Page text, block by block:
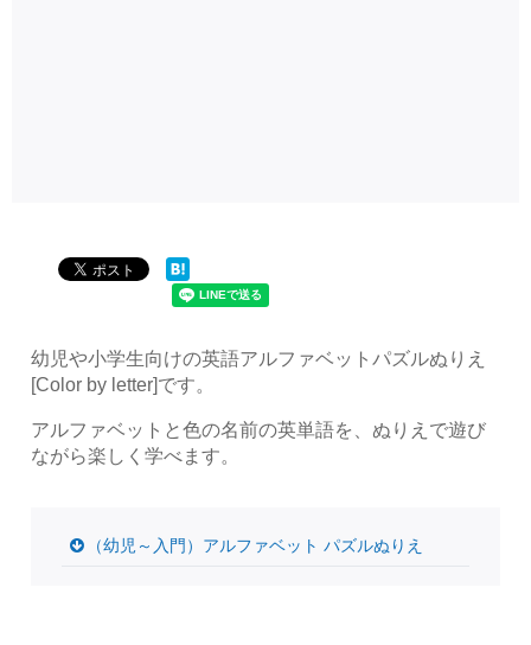
幼児や小学生向けの英語アルファベットパズルぬりえ
[Color by letter]です。
アルファベットと色の名前の英単語を、ぬりえで遊び
ながら楽しく学べます。
（幼児～入門）アルファベット パズルぬりえ